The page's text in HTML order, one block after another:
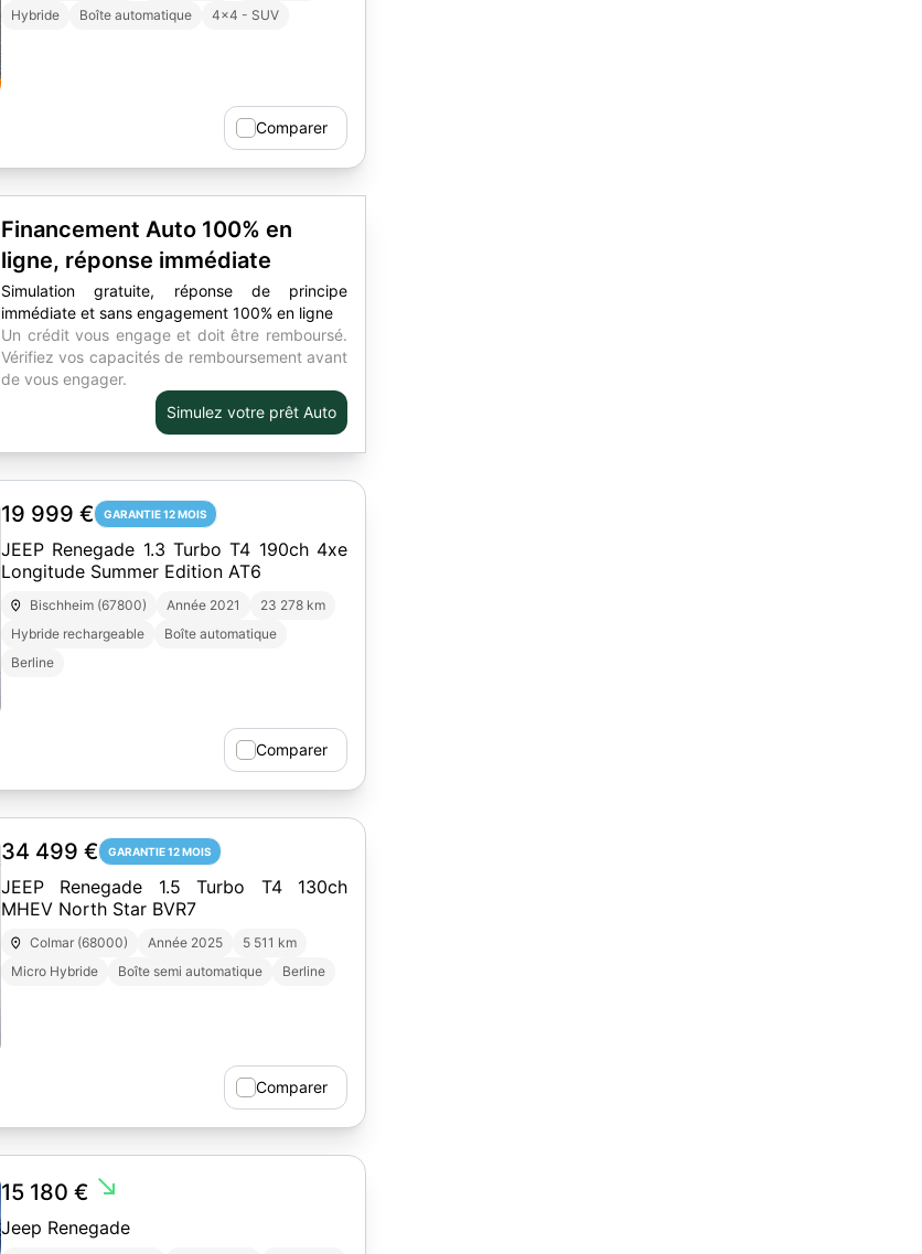
Hybride
Boîte automatique 4x4 - SUV
Comparer
Financement Auto 100% en
ligne, réponse immédiate
Simulation gratuite, réponse de principe
immédiate et sans engagement 100% en ligne
Un crédit vous engage et doit être remboursé.
Vérifiez vos capacités de remboursement avant
de vous engager.
Simulez votre prêt Auto
19 999 € GARANTIE 12 MOIS
JEEP Renegade 1.3 Turbo T4 190ch 4xe
Longitude Summer Edition AT6
Bischheim (67800) Année 2021
23 278 km
Hybride rechargeable
Boîte automatique
Berline
Comparer
34 499 € GARANTIE 12 MOIS
JEEP Renegade 1.5 Turbo T4 130ch
MHEV North Star BVR7
Colmar (68000) Année 2025
5 511 km
Micro Hybride
Boîte semi automatique Berline
Comparer
15 180 € south_east
Jeep Renegade